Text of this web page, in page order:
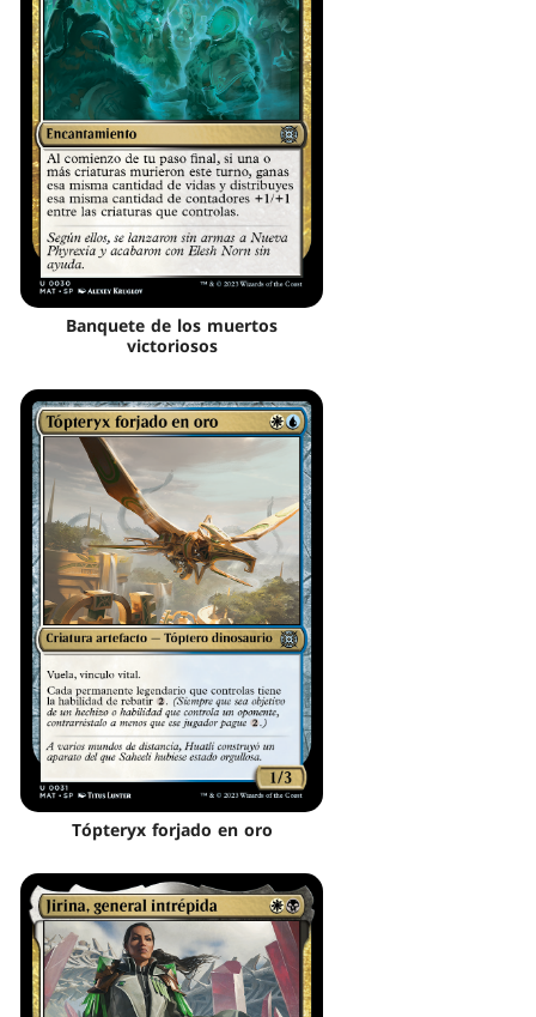
Banquete de los muertos
victoriosos
Tópteryx forjado en oro